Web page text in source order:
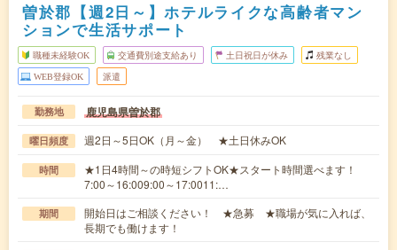
曽於郡【週2日～】ホテルライクな高齢者マン
ションで生活サポート
職種未経験OK 交通費別途支給あり 土日祝日が休み 残業なし
WEB登録OK 派遣
勤務地 鹿児島県曽於郡
曜日頻度 週2日～5日OK（月～金） ★土日休みOK
時間
★1日4時間～の時短シフトOK★スタート時間選べます！
7:00～16:009:00～17:0011:…
期間
開始日はご相談ください！ ★急募 ★職場が気に入れば、
長期でも働けます！